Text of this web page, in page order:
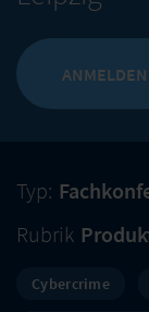
ANMELDEN
Typ:
Rubrik
Cybercrime